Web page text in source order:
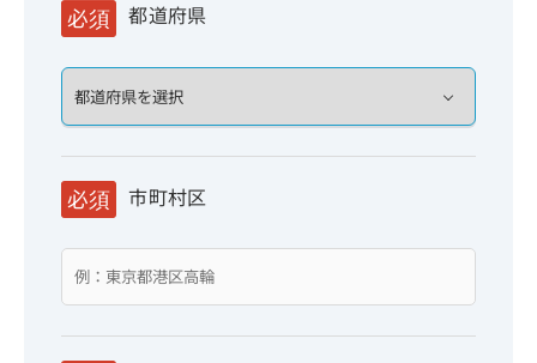
必須 都道府県
必須 市町村区